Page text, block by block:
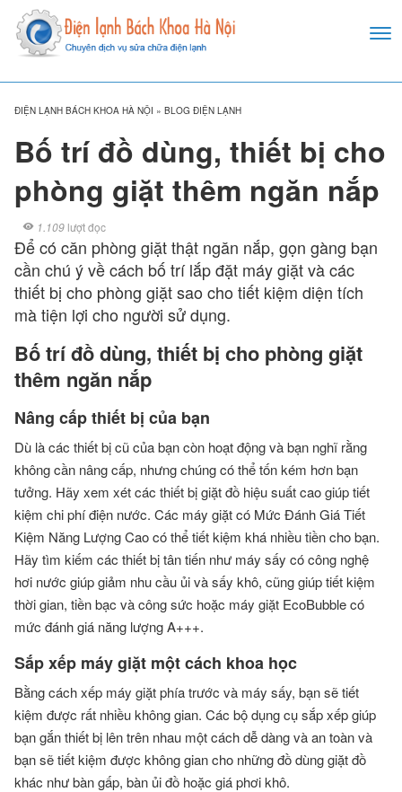
ĐIỆN LẠNH BÁCH KHOA HÀ NỘI » BLOG ĐIỆN LẠNH
Bố trí đồ dùng, thiết bị cho
phòng giặt thêm ngăn nắp
1.109 lượt đọc
Để có căn phòng giặt thật ngăn nắp, gọn gàng bạn
cần chú ý về cách bố trí lắp đặt máy giặt và các
thiết bị cho phòng giặt sao cho tiết kiệm diện tích
mà tiện lợi cho người sử dụng.
Bố trí đồ dùng, thiết bị cho phòng giặt
thêm ngăn nắp
Nâng cấp thiết bị của bạn
Dù là các thiết bị cũ của bạn còn hoạt động và bạn nghĩ rằng
không cần nâng cấp, nhưng chúng có thể tốn kém hơn bạn
tưởng. Hãy xem xét các thiết bị giặt đồ hiệu suất cao giúp tiết
kiệm chi phí điện nước. Các máy giặt có Mức Đánh Giá Tiết
Kiệm Năng Lượng Cao có thể tiết kiệm khá nhiều tiền cho bạn.
Hãy tìm kiếm các thiết bị tân tiến như máy sấy có công nghệ
hơi nước giúp giảm nhu cầu ủi và sấy khô, cũng giúp tiết kiệm
thời gian, tiền bạc và công sức hoặc máy giặt EcoBubble có
mức đánh giá năng lượng A+++.
Sắp xếp máy giặt một cách khoa học
Bằng cách xếp máy giặt phía trước và máy sấy, bạn sẽ tiết
kiệm được rất nhiều không gian. Các bộ dụng cụ sắp xếp giúp
bạn gắn thiết bị lên trên nhau một cách dễ dàng và an toàn và
bạn sẽ tiết kiệm được không gian cho những đồ dùng giặt đồ
khác như bàn gấp, bàn ủi đồ hoặc giá phơi khô.